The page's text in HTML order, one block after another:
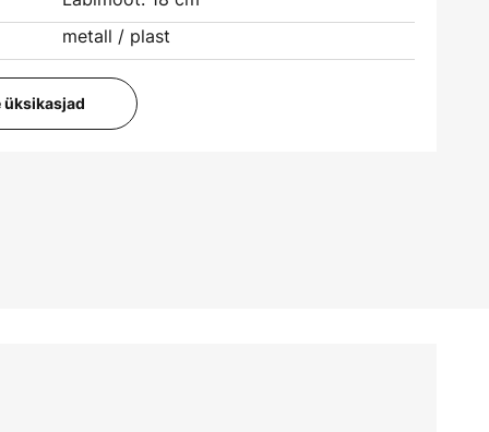
metall / plast
üksikasjad